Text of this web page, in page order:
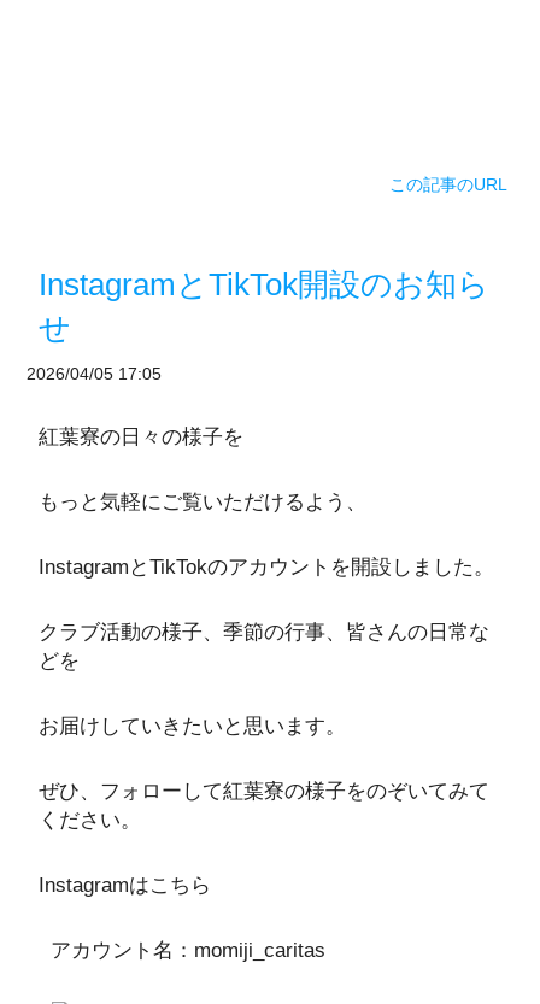
この記事のURL
InstagramとTikTok開設のお知ら
せ
2026/04/05 17:05
紅葉寮の日々の様子を
もっと気軽にご覧いただけるよう、
InstagramとTikTokのアカウントを開設しました。
クラブ活動の様子、季節の行事、皆さんの日常な
どを
お届けしていきたいと思います。
ぜひ、フォローして紅葉寮の様子をのぞいてみて
ください。
Instagramはこちら
アカウント名：momiji_caritas